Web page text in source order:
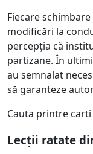
Fiecare
modificări la
percepția că
partizane. În
au semnalat
să garanteze
Cauta printre
Lecții ratate